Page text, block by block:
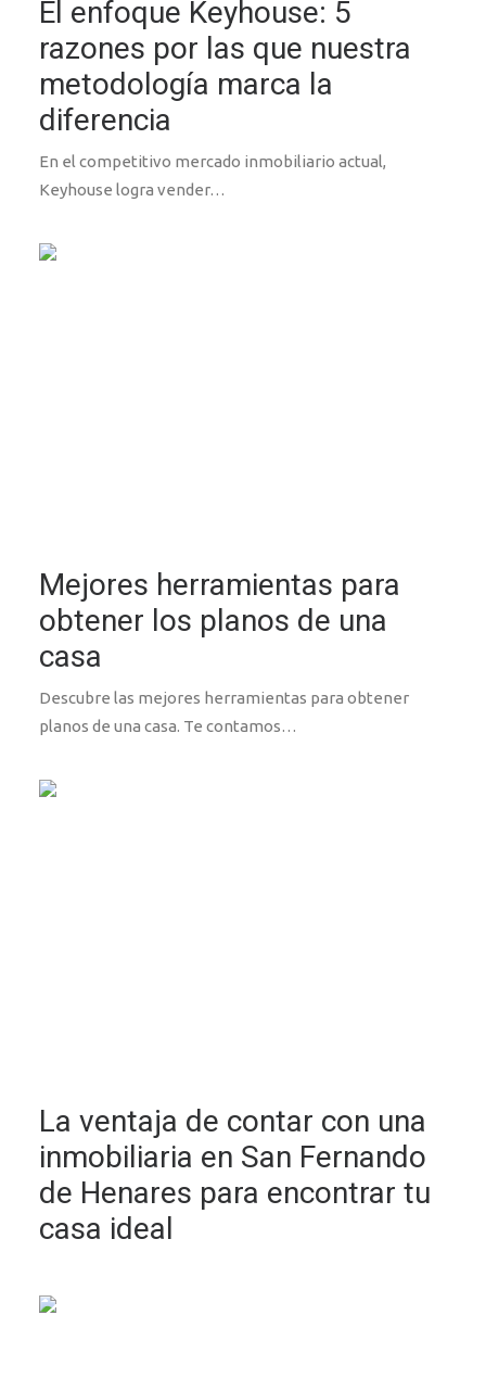
El enfoque Keyhouse: 5
razones por las que nuestra
metodología marca la
diferencia
En el competitivo mercado inmobiliario actual,
Keyhouse logra vender…
Mejores herramientas para
obtener los planos de una
casa
Descubre las mejores herramientas para obtener
planos de una casa. Te contamos…
La ventaja de contar con una
inmobiliaria en San Fernando
de Henares para encontrar tu
casa ideal